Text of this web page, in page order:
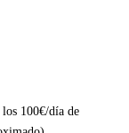
100€/día de